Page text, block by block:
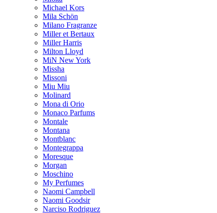
Michael Kors
Mila Schön
Milano Fragranze
Miller et Bertaux
Miller Harris
Milton Lloyd
MiN New York
Missha
Missoni
Miu Miu
Molinard
Mona di Orio
Monaco Parfums
Montale
Montana
Montblanc
Montegrappa
Moresque
Morgan
Moschino
My Perfumes
Naomi Campbell
Naomi Goodsir
Narciso Rodriguez